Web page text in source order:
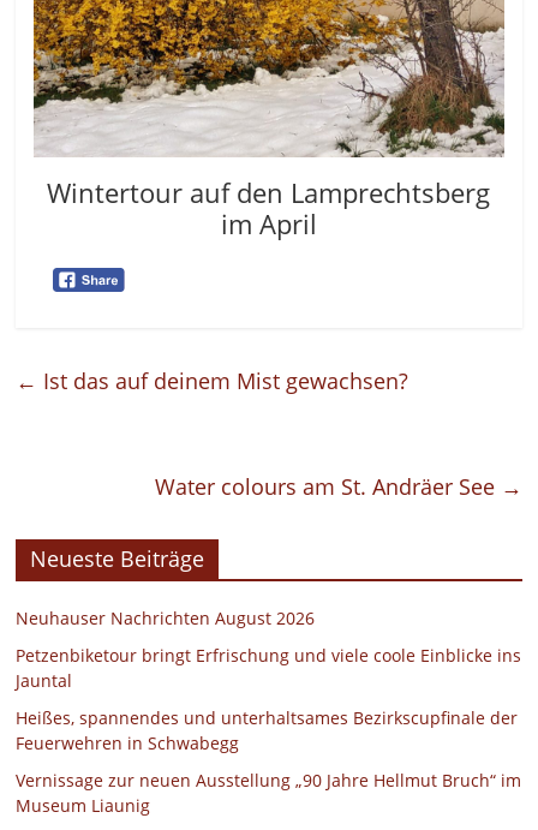
Wintertour auf den Lamprechtsberg
im April
← Ist das auf deinem Mist gewachsen?
Water colours am St. Andräer See →
Neueste Beiträge
Neuhauser Nachrichten August 2026
Petzenbiketour bringt Erfrischung und viele coole Einblicke ins
Jauntal
Heißes, spannendes und unterhaltsames Bezirkscupfinale der
Feuerwehren in Schwabegg
Vernissage zur neuen Ausstellung „90 Jahre Hellmut Bruch“ im
Museum Liaunig